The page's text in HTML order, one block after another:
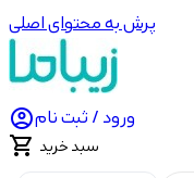
پرش به محتوای اصلی
ورود / ثبت نام
 سبد خرید